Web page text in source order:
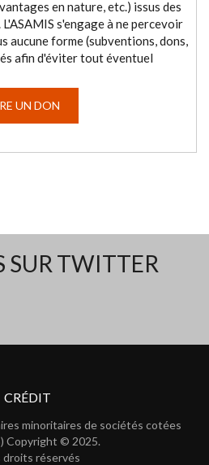
en nature, etc.) issus des
s'engage à ne percevoir
aucune forme (subventions, dons,
afin d'éviter tout éventuel
UN DON
SUR TWITTER
CRÉDIT
minoritaires de sociétés cotées
Copyright © 2025.
droits réservés